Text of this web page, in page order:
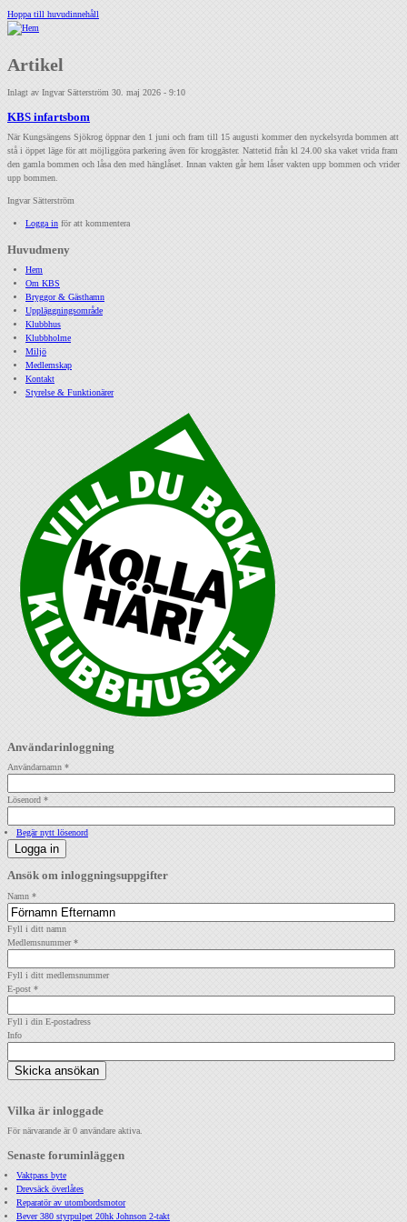
Hoppa till huvudinnehåll
Artikel
Inlagt av Ingvar Sätterström 30. maj 2026 - 9:10
KBS infartsbom
När Kungsängens Sjökrog öppnar den 1 juni och fram till 15 augusti kommer den nyckelsyrda bommen att
stå i öppet läge för att möjliggöra parkering även för kroggäster. Nattetid från kl 24.00 ska vaket vrida fram
den gamla bommen och låsa den med hänglåset. Innan vakten går hem låser vakten upp bommen och vrider
upp bommen.
Ingvar Sätterström
Logga in för att kommentera
Huvudmeny
Hem
Om KBS
Bryggor & Gästhamn
Uppläggningsområde
Klubbhus
Klubbholme
Miljö
Medlemskap
Kontakt
Styrelse & Funktionärer
Användarinloggning
Användarnamn *
Lösenord *
Begär nytt lösenord
Ansök om inloggningsuppgifter
Namn *
Fyll i ditt namn
Medlemsnummer*
Fyll i ditt medlemsnummer
E-post *
Fyll i din E-postadress
Info
Vilka är inloggade
För närvarande är 0 användare aktiva.
Senaste foruminläggen
Vaktpass byte
Drevsäck överlåtes
Reparatör av utombordsmotor
Bever 380 styrpulpet 20hk Johnson 2-takt